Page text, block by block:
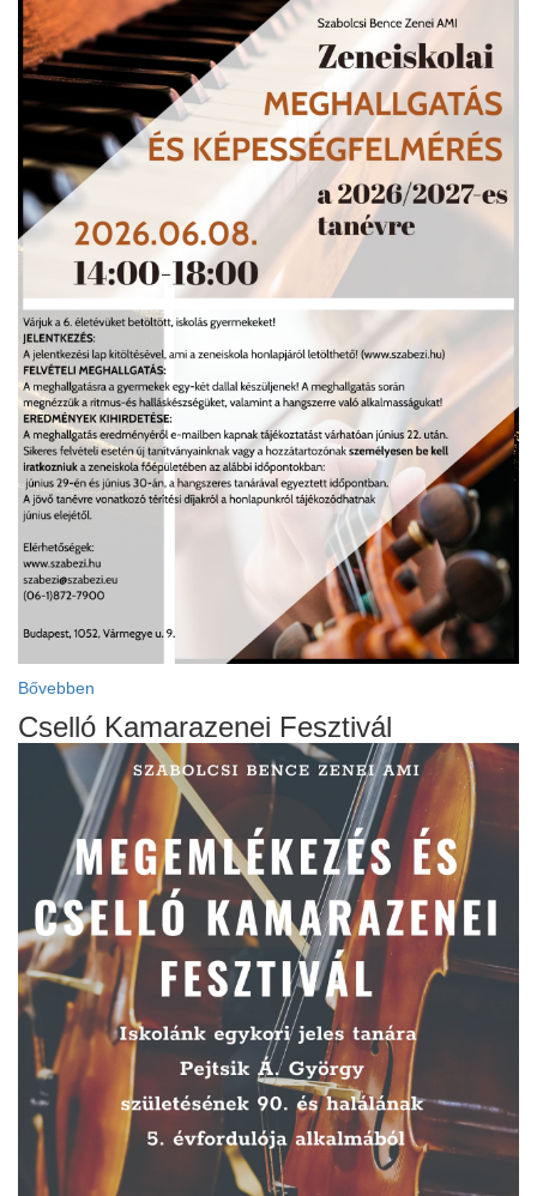
Bővebben
Cselló Kamarazenei Fesztivál